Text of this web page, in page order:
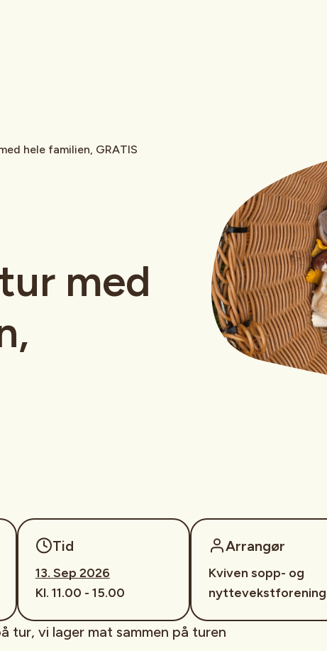
hele familien, GRATIS
med
Tid
13. Sep 2026
Kl. 11.00 - 15.00
Arrangør
Kviven sopp- og
nyttevekstforening
tur, vi lager mat sammen på turen